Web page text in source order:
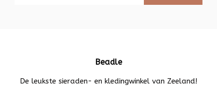
Beadle
De leukste sieraden- en kledingwinkel van Zeeland!